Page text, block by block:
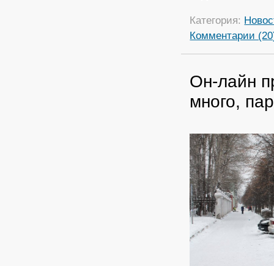
Категория:
Комментарии
Он-лайн
много,